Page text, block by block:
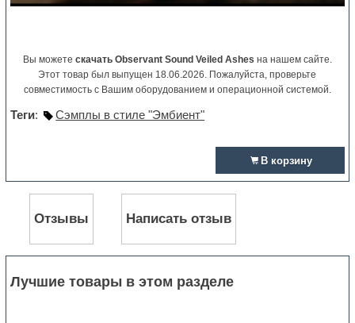
Вы можете скачать Observant Sound Veiled Ashes на нашем сайте.
Этот товар был выпущен 18.06.2026. Пожалуйста, проверьте
совместимость с Вашим оборудованием и операционной системой.
Теги: Сэмплы в стиле "Эмбиент"
В корзину
Отзывы Написать отзыв
Лучшие товары в этом разделе